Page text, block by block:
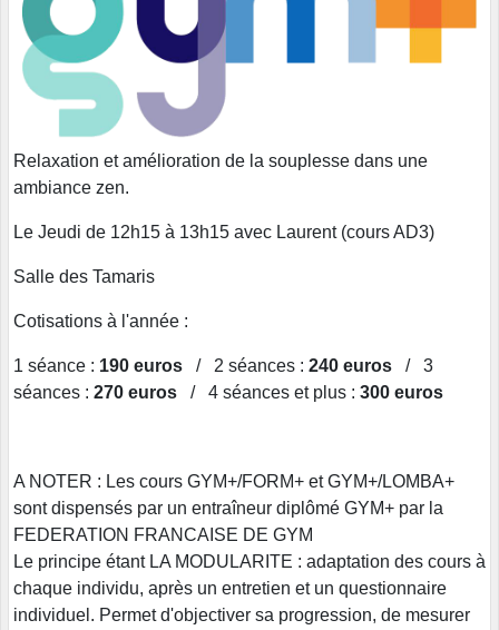
Relaxation et amélioration de la souplesse dans une
ambiance zen.
Le Jeudi de 12h15 à 13h15 avec Laurent (cours AD3)
Salle des Tamaris
Cotisations à l'année :
1 séance : 190 euros / 2 séances : 240 euros / 3
séances : 270 euros / 4 séances et plus : 300 euros
A NOTER : Les cours GYM+/FORM+ et GYM+/LOMBA+
sont dispensés par un entraîneur diplômé GYM+ par la
FEDERATION FRANCAISE DE GYM
Le principe étant LA MODULARITE : adaptation des cours à
chaque individu, après un entretien et un questionnaire
individuel. Permet d'objectiver sa progression, de mesurer